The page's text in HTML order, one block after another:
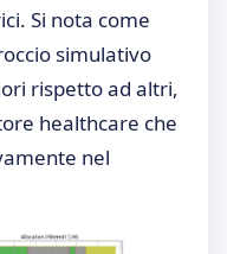
Si nota come
simulativo
rispetto ad altri,
healthcare che
nel